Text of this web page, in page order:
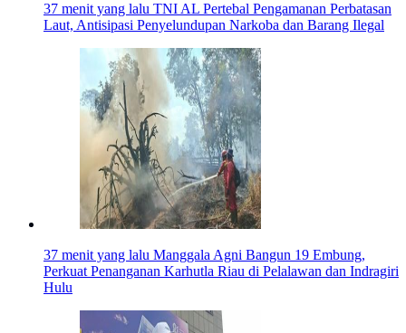
37 menit yang lalu TNI AL Pertebal Pengamanan Perbatasan
Laut, Antisipasi Penyelundupan Narkoba dan Barang Ilegal
37 menit yang lalu Manggala Agni Bangun 19 Embung,
Perkuat Penanganan Karhutla Riau di Pelalawan dan Indragiri
Hulu